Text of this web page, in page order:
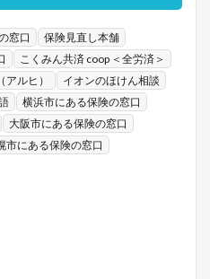
窓口
保険見直し本舗
こくみん共済 coop ＜全労済＞
アルヒ）
イオンのほけん相談
横浜市にある保険の窓口
大阪市にある保険の窓口
市にある保険の窓口